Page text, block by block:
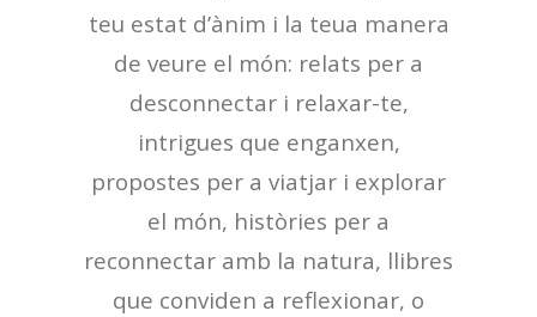
teu estat d’ànim i la teua manera
de veure el món: relats per a
desconnectar i relaxar-te,
intrigues que enganxen,
propostes per a viatjar i explorar
el món, històries per a
reconnectar amb la natura, llibres
que conviden a reflexionar, o